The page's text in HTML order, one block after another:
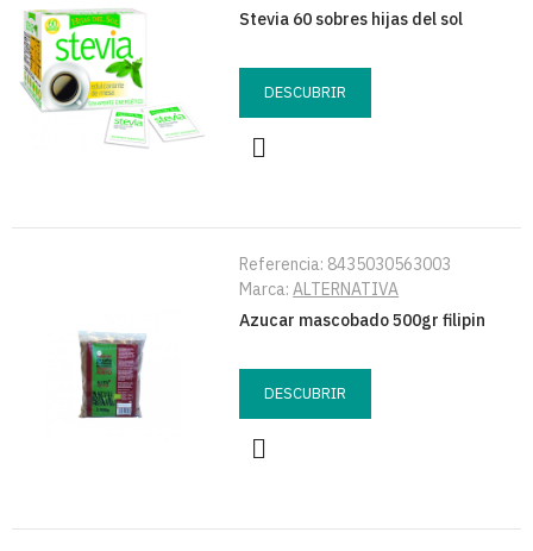
Stevia 60 sobres hijas del sol
DESCUBRIR
Referencia: 8435030563003
Marca:ALTERNATIVA
Azucar mascobado 500gr filipin
DESCUBRIR